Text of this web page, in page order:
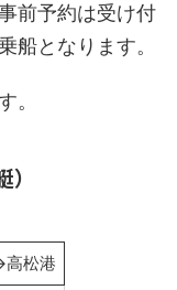
前予約は受け付
船となります。
。
松港